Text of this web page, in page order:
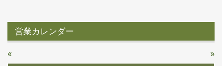
営業カレンダー
« »